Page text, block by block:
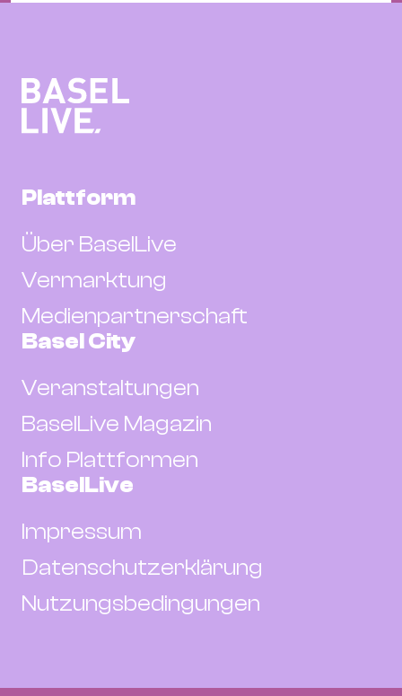
Plattform
Über BaselLive
Vermarktung
Medienpartnerschaft
Basel City
Veranstaltungen
BaselLive Magazin
Info Plattformen
BaselLive
Impressum
Datenschutzerklärung
Nutzungsbedingungen